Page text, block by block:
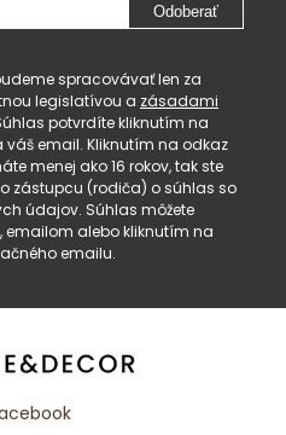
Odoberať
spracovávať len za
legislatívou a zásadami
potvrdíte kliknutím na
váš email. Kliknutím na odkaz
menej ako 16 rokov, tak ste
zástupcu (rodiča) o súhlas so
údajov. Súhlas môžete
emailom alebo kliknutím na
emailu.